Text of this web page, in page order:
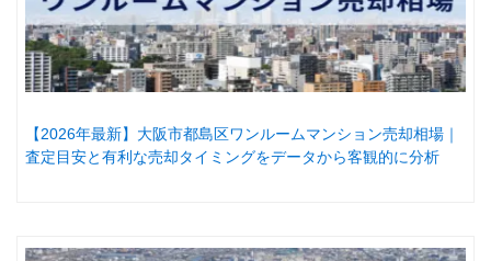
【2026年最新】大阪市都島区ワンルームマンション売却相場｜
査定目安と有利な売却タイミングをデータから客観的に分析